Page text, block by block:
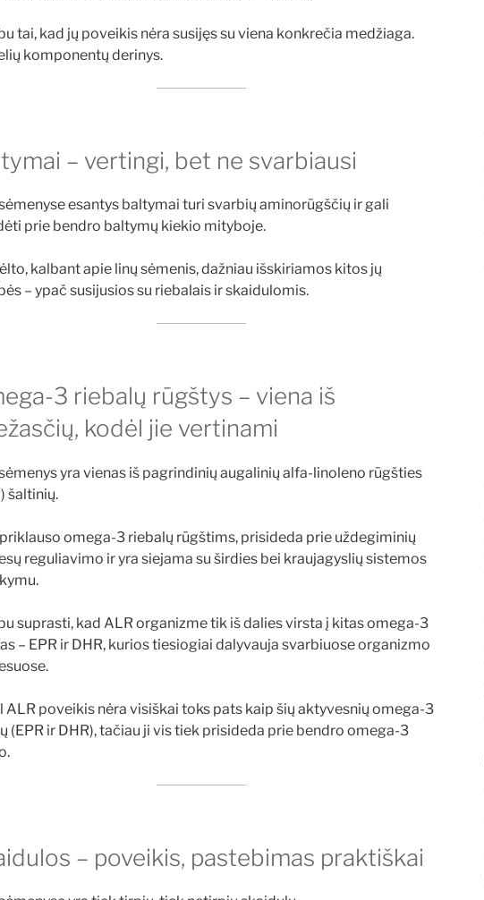
tai, kad jų poveikis nėra susijęs su viena konkrečia medžiaga.
komponentų derinys.
– vertingi, bet ne svarbiausi
esantys baltymai turi svarbių aminorūgščių ir gali
prie bendro baltymų kiekio mityboje.
kalbant apie linų sėmenis, dažniau išskiriamos kitos jų
– ypač susijusios su riebalais ir skaidulomis.
3 riebalų rūgštys – viena iš
kodėl jie vertinami
yra vienas iš pagrindinių augalinių alfa-linoleno rūgšties
šaltinių.
omega-3 riebalų rūgštims, prisideda prie uždegiminių
reguliavimo ir yra siejama su širdies bei kraujagyslių sistemos
suprasti, kad ALR organizme tik iš dalies virsta į kitas omega-3
– EPR ir DHR, kurios tiesiogiai dalyvauja svarbiuose organizmo
ALR poveikis nėra visiškai toks pats kaip šių aktyvesnių omega-3
(EPR ir DHR), tačiau ji vis tiek prisideda prie bendro omega-3
– poveikis, pastebimas praktiškai